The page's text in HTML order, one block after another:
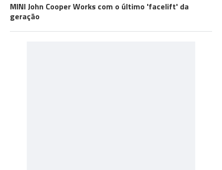
MINI John Cooper Works com o último 'facelift' da
geração